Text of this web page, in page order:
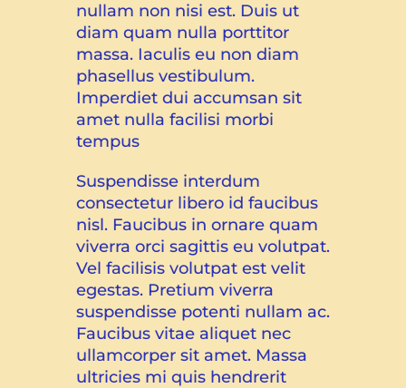
nullam non nisi est. Duis ut
diam quam nulla porttitor
massa. Iaculis eu non diam
phasellus vestibulum.
Imperdiet dui accumsan sit
amet nulla facilisi morbi
tempus
Suspendisse interdum
consectetur libero id faucibus
nisl. Faucibus in ornare quam
viverra orci sagittis eu volutpat.
Vel facilisis volutpat est velit
egestas. Pretium viverra
suspendisse potenti nullam ac.
Faucibus vitae aliquet nec
ullamcorper sit amet. Massa
ultricies mi quis hendrerit